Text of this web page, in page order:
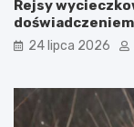
w
z
a
t
g
d
i
n
Rejsy
24 lipca 2026